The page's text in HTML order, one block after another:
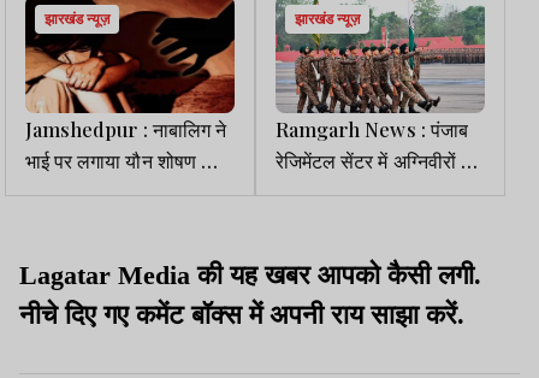
झारखंड न्यूज़
Jamshedpur : नाबालिग ने
भाई पर लगाया यौन शोषण का
आरोप, पीड़िता लापता; ढूंढ रही
झारखंड न्यूज़
Ramgarh News : पंजाब
रेजिमेंटल सेंटर में अग्निवीरों की
पासिंग आउट परेड, 1143
Lagatar Media की यह खबर आपको कैसी लगी.
नीचे दिए गए कमेंट बॉक्स में अपनी राय साझा करें.